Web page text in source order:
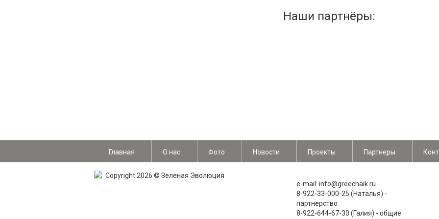
Наши партнёры:
Главная О нас Фото Новости Проекты Партнеры
Copyright 2026 © Зеленая Эволюция
e-mail: info@greechaik.ru
8-922-33-000-25 (Наталья) -
партнерство
8-922-644-67-30 (Галия) - общие